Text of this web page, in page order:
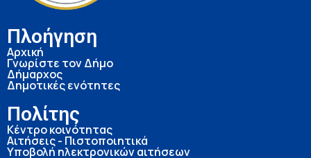
Πλοήγηση
Αρχική
Γνωρίστε τον Δήμο
Δήμαρχος
Δημοτικές ενότητες
Πολίτης
Κέντρο κοινότητας
Αιτήσεις - Πιστοποιητικά
Υποβολή ηλεκτρονικών αιτήσεων